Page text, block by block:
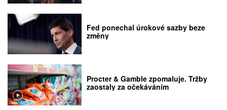
Fed ponechal úrokové sazby beze
změny
Procter & Gamble zpomaluje. Tržby
zaostaly za očekáváním